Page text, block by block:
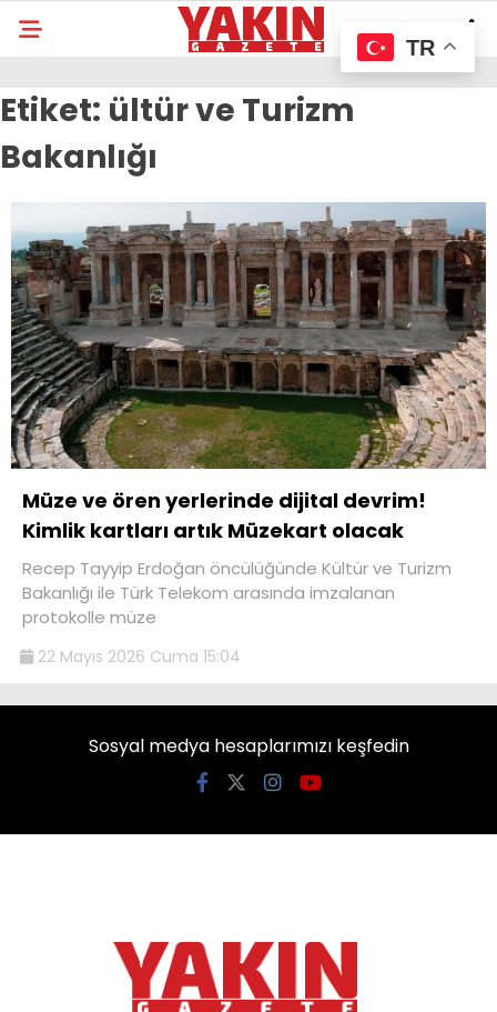
Etiket: ültür ve Turizm
Bakanlığı
Müze ve ören yerlerinde dijital devrim!
Kimlik kartları artık Müzekart olacak
Recep Tayyip Erdoğan öncülüğünde Kültür ve Turizm
Bakanlığı ile Türk Telekom arasında imzalanan
protokolle müze
22 Mayıs 2026 Cuma 15:04
Sosyal medya hesaplarımızı keşfedin
TR